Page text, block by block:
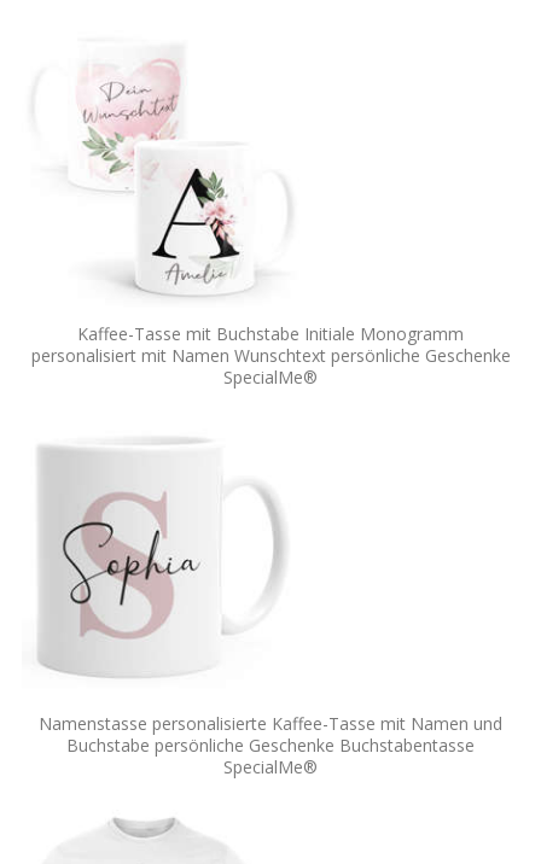
Kaffee-Tasse mit Buchstabe Initiale Monogramm
personalisiert mit Namen Wunschtext persönliche Geschenke
SpecialMe®
Namenstasse personalisierte Kaffee-Tasse mit Namen und
Buchstabe persönliche Geschenke Buchstabentasse
SpecialMe®